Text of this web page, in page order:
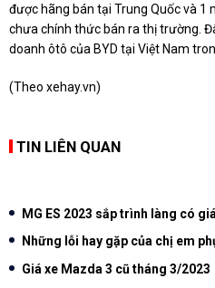
được hãng bán tại Trung Quốc và 1
chưa chính thức bán ra thị trường.
doanh ôtô của BYD tại Việt Nam
(Theo xehay.vn)
TIN LIÊN QUAN
MG ES 2023 sắp trình làng có
Những lỗi hay gặp của chị em
Giá xe Mazda 3 cũ tháng 3/2023